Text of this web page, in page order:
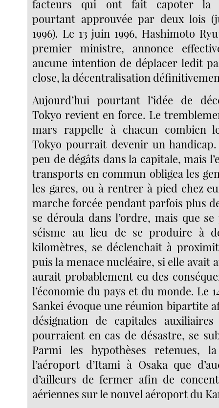
facteurs qui ont fait capoter la
pourtant approuvée par deux lois
1996). Le 13 juin 1996, Hashimoto
premier ministre, annonce
aucune intention de déplacer ledit
close, la décentralisation
Aujourd’hui pourtant l’idée de
Tokyo revient en force. Le
mars rappelle à chacun combien
Tokyo pourrait devenir un
peu de dégâts dans la capitale, mais
transports en commun obligea les
les gares, ou à rentrer à pied chez
marche forcée pendant parfois plus
se déroula dans l’ordre, mais que
séisme au lieu de se produire à
kilomètres, se déclenchait à
puis la menace nucléaire, si elle avait
aurait probablement eu des
l’économie du pays et du monde. Le
Sankei évoque une réunion bipartite
désignation de capitales
pourraient en cas de désastre, se
Parmi les hypothèses retenues,
l’aéroport d’Itami à Osaka que
d’ailleurs de fermer afin de
aériennes sur le nouvel aéroport du